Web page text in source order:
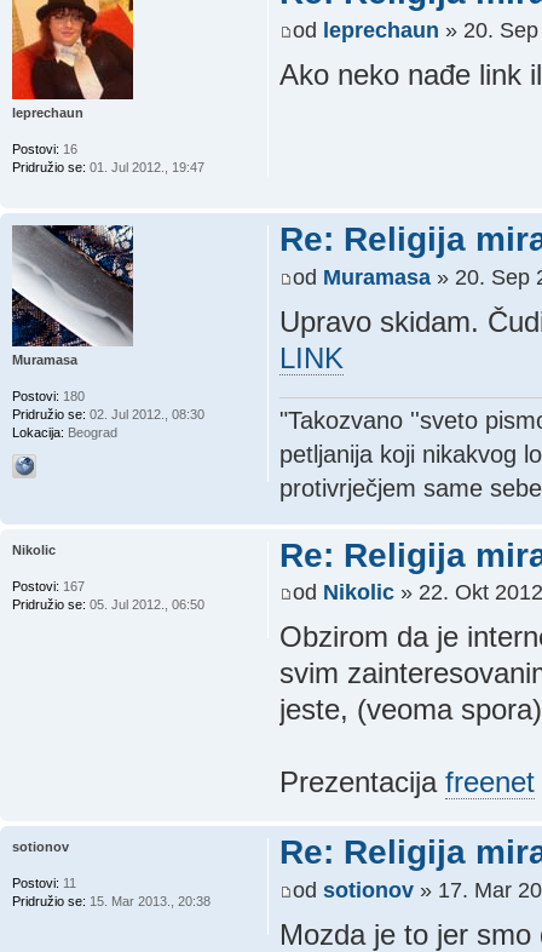
od leprechaun » 20.
Ako neko nađe link
leprechaun
Postovi: 16
Pridružio se: 01. Jul 2012., 19:47
Re: Religija
od Muramasa» 20. Sep
Upravo skidam.
LINK
"Takozvano ''sveto
petljanija koji nikakvog
protivrječjem same
Muramasa
Postovi: 180
Pridružio se: 02. Jul 2012., 08:30
Lokacija: Beograd
Re: Religija
od Nikolic» 22. Okt
Obzirom da je
svim
jeste, (veoma
Prezentacija freenet
Nikolic
Postovi: 167
Pridružio se: 05. Jul 2012., 06:50
Re: Religija
od sotionov» 17. Mar
Mozda je to jer
sotionov
Postovi: 11
Pridružio se: 15. Mar 2013., 20:38